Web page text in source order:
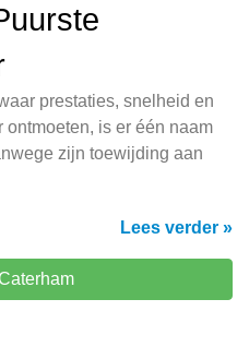
prestaties, snelheid en
is er één naam
zijn toewijding aan
Lees verder »